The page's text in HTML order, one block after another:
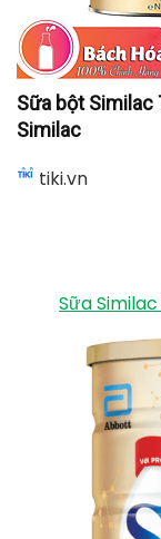
Sữa bột Similac
Similac
tiki.vn
Sữa